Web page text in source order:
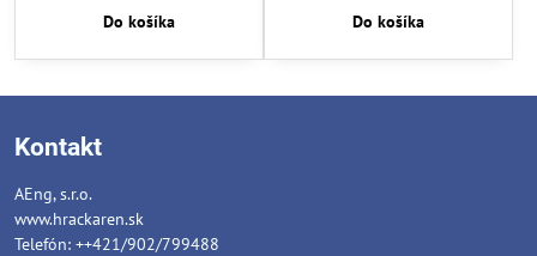
Do košíka Do košíka
Kontakt
AEng, s.r.o.
www.hrackaren.sk
Telefón: ++421/902/799488